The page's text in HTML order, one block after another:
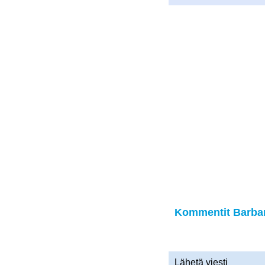
Kommentit
Lähetä viesti